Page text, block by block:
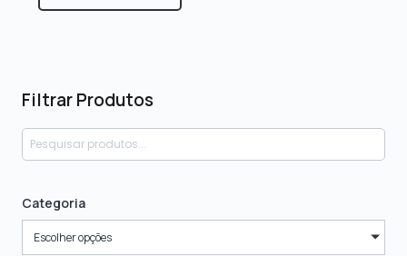
Filtrar Produtos
Categoria
Escolher opções